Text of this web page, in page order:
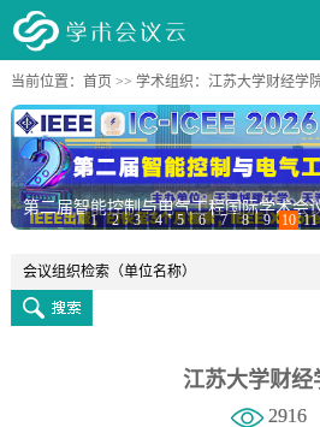
当前位置： 首页 >> 学术组织 ：江苏大学财经学
第二届智能控制与电气工程国际学术会
1 2 3 4 5 6 7 8 9 10 11
江苏大学财经
2916